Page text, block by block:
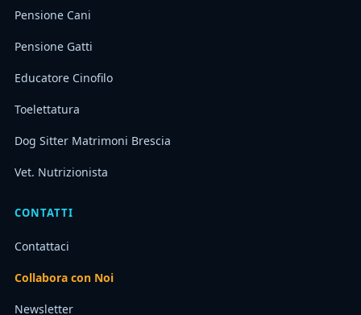
Pensione Cani
Pensione Gatti
Educatore Cinofilo
Toelettatura
Dog Sitter Matrimoni Brescia
Vet. Nutrizionista
CONTATTI
Contattaci
Collabora con Noi
Newsletter